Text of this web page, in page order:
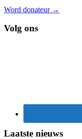
Word donateur →
Volg ons
Laatste nieuws